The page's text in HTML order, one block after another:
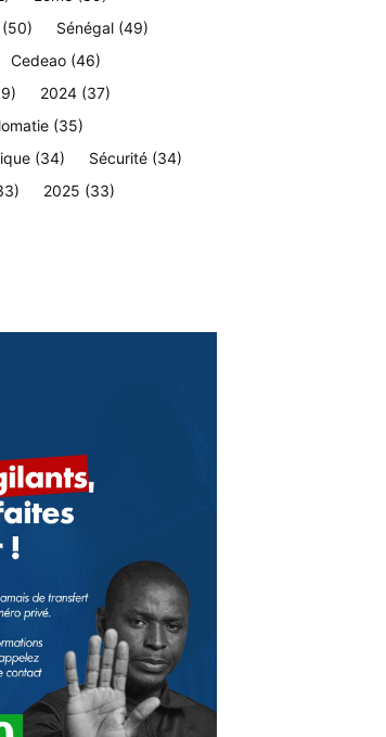
(50) Sénégal (49)
Cedeao (46)
2024 (37)
(35)
(34) Sécurité (34)
2025 (33)